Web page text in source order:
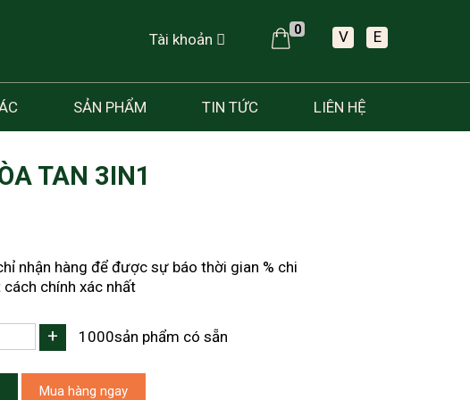
Tài khoản
0 V E
SẢN PHẨM TIN TỨC LIÊN HỆ
TAN 3IN1
nhận hàng để được sự báo thời gian % chi
chính xác nhất
+ 1000sản phẩm có sẵn
Mua hàng ngay